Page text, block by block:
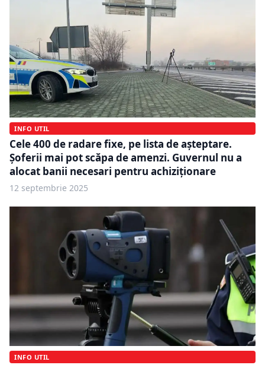
INFO UTIL
Cele 400 de radare fixe, pe lista de așteptare.
Șoferii mai pot scăpa de amenzi. Guvernul nu a
alocat banii necesari pentru achiziționare
12 septembrie 2025
INFO UTIL